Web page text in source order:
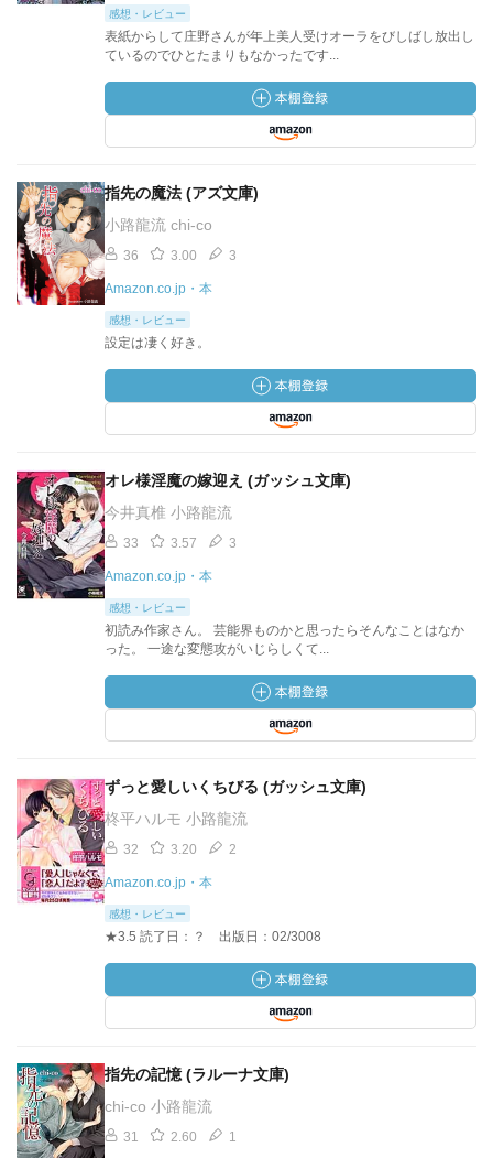
感想・レビュー
表紙からして庄野さんが年上美人受けオーラをびしばし放出し
ているのでひとたまりもなかったです...
指先の魔法 (アズ文庫)
小路龍流 chi‐co
36 3.00 3
Amazon.co.jp・本
感想・レビュー
設定は凄く好き。
オレ様淫魔の嫁迎え (ガッシュ文庫)
今井真椎 小路龍流
33 3.57 3
Amazon.co.jp・本
感想・レビュー
初読み作家さん。 芸能界ものかと思ったらそんなことはなか
った。 一途な変態攻がいじらしくて...
ずっと愛しいくちびる (ガッシュ文庫)
柊平ハルモ 小路龍流
32 3.20 2
Amazon.co.jp・本
感想・レビュー
★3.5 読了日：？ 出版日：02/3008
指先の記憶 (ラルーナ文庫)
chi‐co 小路龍流
31 2.60 1